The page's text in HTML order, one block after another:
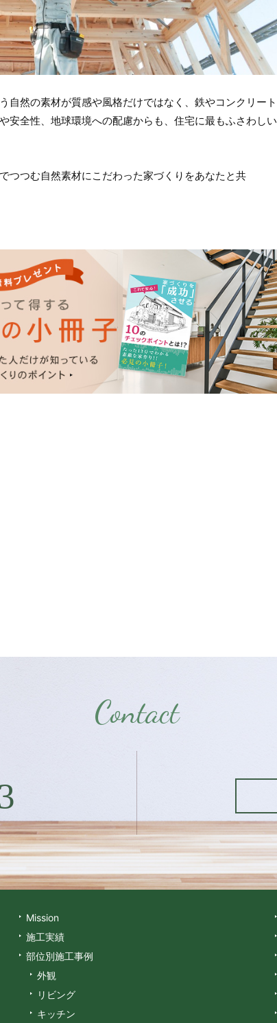
自然の素材が質感や風格だけではなく、鉄やコンクリート
安全性、地球環境への配慮からも、住宅に最もふさわしい
つつむ自然素材にこだわった家づくりをあなたと共
Contact
Mission
施工実績
部位別施工事例
外観
リビング
キッチン